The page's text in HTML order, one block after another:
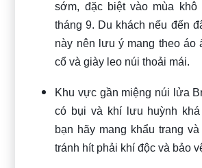
sớm, đặc biệt vào mùa
tháng 9. Du khách nếu đến
này nên lưu ý mang theo áo
cổ và giày leo núi thoải mái.
Khu vực gần miệng núi lửa
có bụi và khí lưu huỳnh
bạn hãy mang khẩu trang
tránh hít phải khí độc và bảo